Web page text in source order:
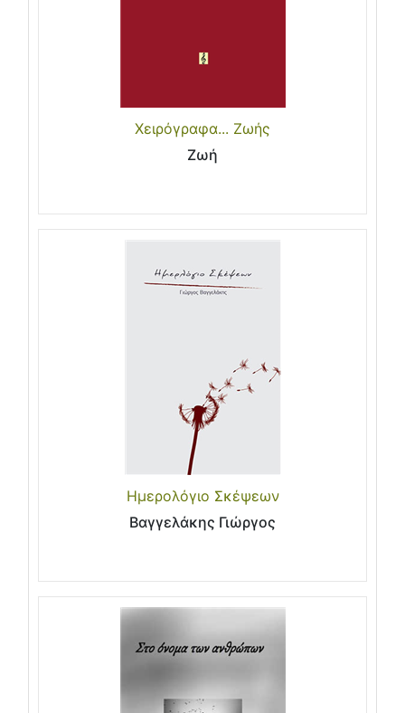
Χειρόγραφα... Ζωής
Ζωή
Ημερολόγιο Σκέψεων
Βαγγελάκης Γιώργος